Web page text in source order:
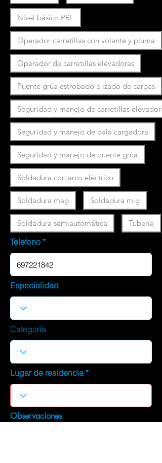
Nivel básico PRL
Operador carretillas con volante y pluma
Operador de carretillas elevadoras
Puente grúa estrobado e izado de cargas
Seguridad y manejo de carretillas
Seguridad y manejo de pala cargadora
Seguridad y manejo de puente grúa
Soldadura con arco eléctrico
Soldadura mag Soldadura mig
Soldadura semiautomática Tubería
Telefono
Especialidad
Categoria
Lugar de residencia
Observaciones